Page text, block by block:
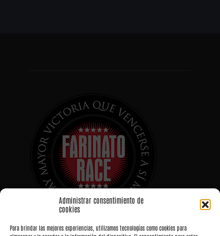
Administrar consentimiento de
cookies
Para brindar las mejores experiencias, utilizamos tecnologías como cookies para